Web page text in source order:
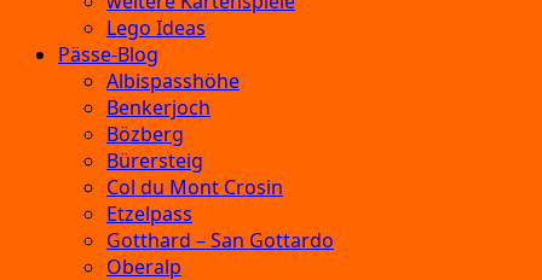
Lego Ideas
Pässe-Blog
Albispasshöhe
Benkerjoch
Bözberg
Bürersteig
Col du Mont Crosin
Etzelpass
Gotthard – San Gottardo
Oberalp